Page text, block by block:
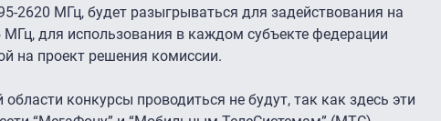
2620 МГц, будет разыгрываться для задействования на
для использования в каждом субъекте федерации
на проект решения комиссии.
конкурсы проводиться не будут, так как здесь эти